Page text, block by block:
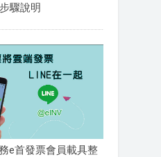
驟說明
e首發票會員載具整